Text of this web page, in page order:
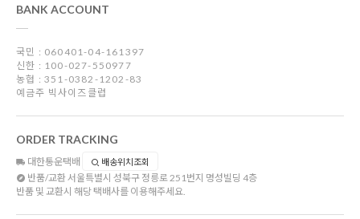
BANK ACCOUNT
국민 : 060401-04-161397
신한 : 100-027-550977
농협 : 351-0382-1202-83
예금주 빅사이즈클럽
ORDER TRACKING
대한통운택배 배송위치조회
반품/교환서울특별시 성북구 정릉로 251번지 명성빌딩 4층
반품 및 교환시 해당 택배사를 이용해주세요.